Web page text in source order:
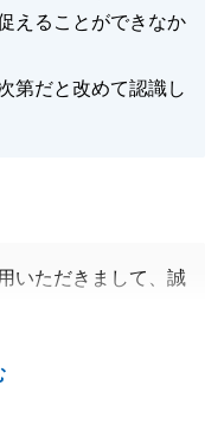
えることができなか
第だと改めて認識し
いただきまして、誠
ございました。